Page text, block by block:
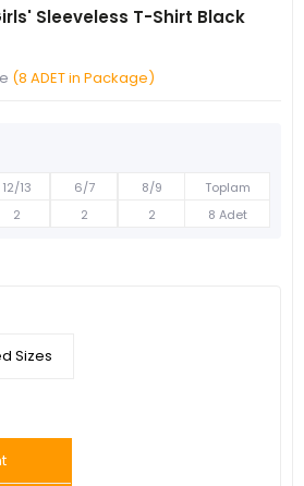
Sleeveless T-Shirt Black
(8 ADET in Package)
12/13 6/7 8/9
Toplam
2 2 2 8 Adet
Sizes